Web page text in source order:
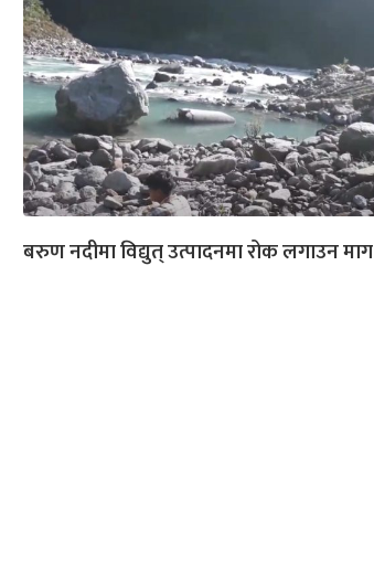
बरुण नदीमा विद्युत् उत्पादनमा रोक लगाउन माग